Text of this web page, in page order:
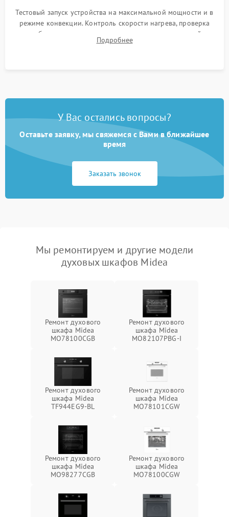
Тестовый запуск устройства на максимальной мощности и в
режиме конвекции. Контроль скорости нагрева, проверка
срабатывания термостата при достижении заданной
температуры и тест на отсутствие утечек тока.
Подробнее
У Вас остались вопросы?
Оставьте заявку, мы свяжемся с Вами в ближайшее
время
Заказать звонок
Мы ремонтируем и другие модели
духовых шкафов Midea
Ремонт духового
шкафа Midea
MO78100CGB
Ремонт духового
шкафа Midea
MO82107PBG-I
Ремонт духового
шкафа Midea
TF944EG9-BL
Ремонт духового
шкафа Midea
MO78101CGW
Ремонт духового
шкафа Midea
MO98277CGB
Ремонт духового
шкафа Midea
MO78100CGW